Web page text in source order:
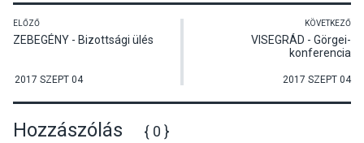
ELŐZŐ
ZEBEGÉNY - Bizottsági ülés
2017 SZEPT 04
KÖVETKEZŐ
VISEGRÁD - Görgei-
konferencia
2017 SZEPT 04
Hozzászólás { 0 }